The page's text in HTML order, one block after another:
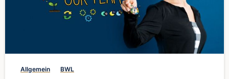
0
Allgemein BWL